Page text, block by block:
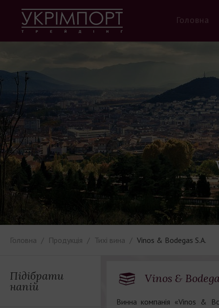
Головна
Головна Продукція Тихі вина Vinos & Bodegas S.A.
Підібрати
напій
Vinos &
Винна компанія «Vinos &